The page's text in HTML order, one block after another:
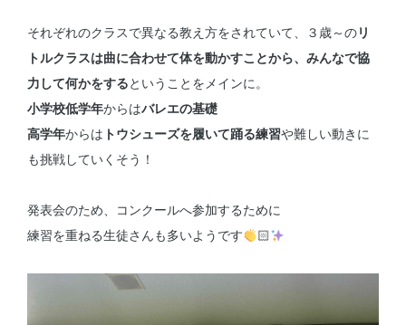
それぞれのクラスで異なる教え方をされていて、３歳～のリ
トルクラスは曲に合わせて体を動かすことから、みんなで協
力して何かをするということをメインに。
小学校低学年からはバレエの基礎
高学年からは トウシューズを履いて踊る練習や難しい動きに
も挑戦していくそう！
発表会のため、コンクールへ参加するために
練習を重ねる生徒さんも多いようです
🏻